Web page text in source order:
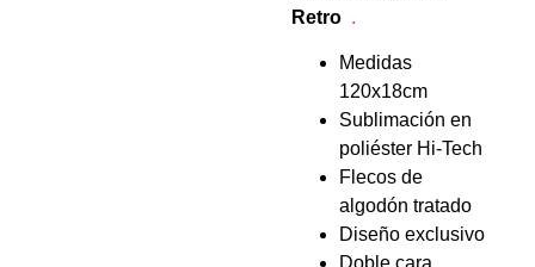
Retro .
Medidas
120x18cm
Sublimación en
poliéster Hi-Tech
Flecos de
algodón tratado
Diseño exclusivo
Doble cara